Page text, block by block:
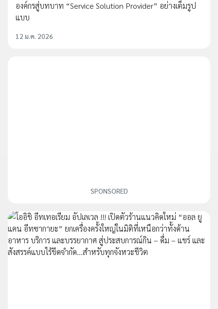
องค์กรสู่บทบาท “Service Solution Provider” อย่างเต็มรูป
แบบ
12 ม.ค. 2026
SPONSORED